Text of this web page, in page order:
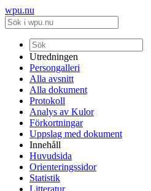
wpu.nu
Utredningen
Persongalleri
Alla avsnitt
Alla dokument
Protokoll
Analys av Kulor
Förkortningar
Uppslag med dokument
Innehåll
Huvudsida
Orienteringssidor
Statistik
Litteratur